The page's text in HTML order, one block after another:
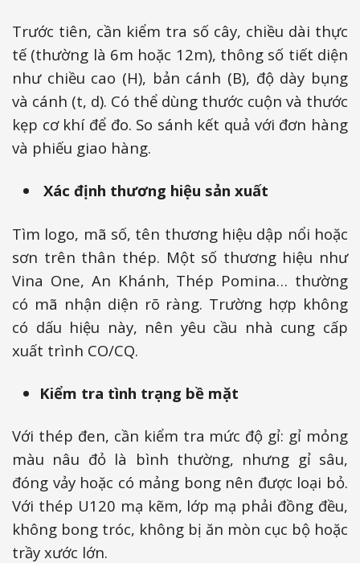
Trước tiên, cần kiểm tra số cây, chiều dài thực
tế (thường là 6m hoặc 12m), thông số tiết diện
như chiều cao (H), bản cánh (B), độ dày bụng
và cánh (t, d). Có thể dùng thước cuộn và thước
kẹp cơ khí để đo. So sánh kết quả với đơn hàng
và phiếu giao hàng.
Xác định thương hiệu sản xuất
Tìm logo, mã số, tên thương hiệu dập nổi hoặc
sơn trên thân thép. Một số thương hiệu như
Vina One, An Khánh, Thép Pomina… thường
có mã nhận diện rõ ràng. Trường hợp không
có dấu hiệu này, nên yêu cầu nhà cung cấp
xuất trình CO/CQ.
Kiểm tra tình trạng bề mặt
Với thép đen, cần kiểm tra mức độ gỉ: gỉ mỏng
màu nâu đỏ là bình thường, nhưng gỉ sâu,
đóng vảy hoặc có mảng bong nên được loại bỏ.
Với thép U120 mạ kẽm, lớp mạ phải đồng đều,
không bong tróc, không bị ăn mòn cục bộ hoặc
trầy xước lớn.